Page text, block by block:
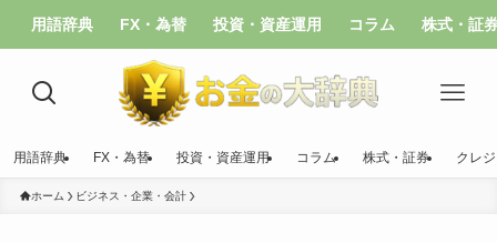
用語辞典 FX・為替 投資・資産運用 コラム 株式・証
用語辞典 FX・為替 投資・資産運用 コラム 株式・証券 クレ
ホーム ビジネス・企業・会計